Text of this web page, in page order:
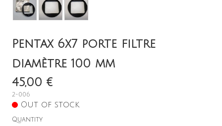
English
Pentax 6x7 porte filtre
diamètre 100 mm
45,00 €
2-006
Out of stock
Quantity